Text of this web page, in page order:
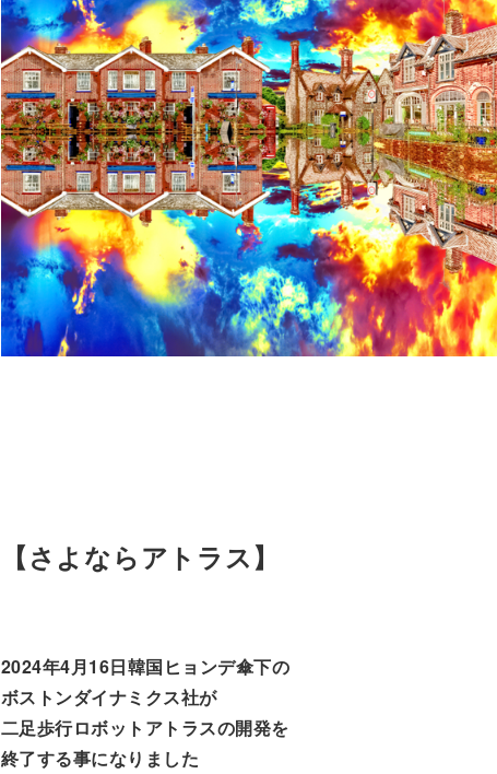
【さよならアトラス】
2024年4月16日韓国ヒョンデ傘下の
ボストンダイナミクス社が
二足歩行ロボットアトラスの開発を
終了する事になりました